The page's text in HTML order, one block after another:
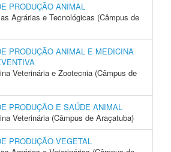
PRODUÇÃO ANIMAL
Agrárias e Tecnológicas (Câmpus de
PRODUÇÃO ANIMAL E MEDICINA
Veterinária e Zootecnia (Câmpus de
PRODUÇÃO E SAÚDE ANIMAL
Veterinária (Câmpus de Araçatuba)
PRODUÇÃO VEGETAL